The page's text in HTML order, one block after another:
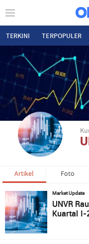
TERKINI TERPOPULER
Artikel Foto
Market Update
UNVR
Kuartal I-